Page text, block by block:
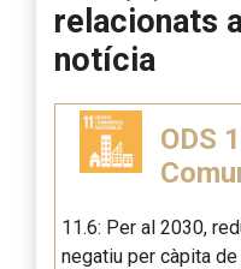
relacionats
notícia
ODS
11.6: Per al 2030,
negatiu per càpita